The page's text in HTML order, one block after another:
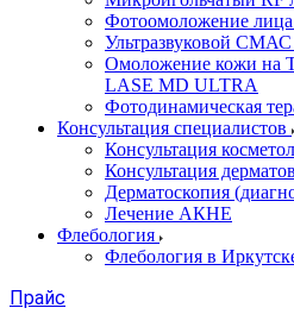
Фотоомоложение
Ультразвуковой
Омоложение кожи на
LASE MD ULTRA
Фотодинамическая
Консультация специалистов
Консультация
Консультация
Дерматоскопия
Лечение АКНЕ
Флебология
Флебология в
Прайс